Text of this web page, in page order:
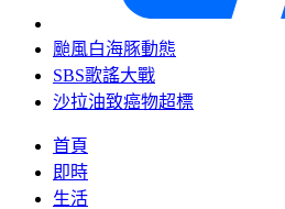
颱風白海豚動態
SBS歌謠大戰
沙拉油致癌物超標
首頁
即時
生活